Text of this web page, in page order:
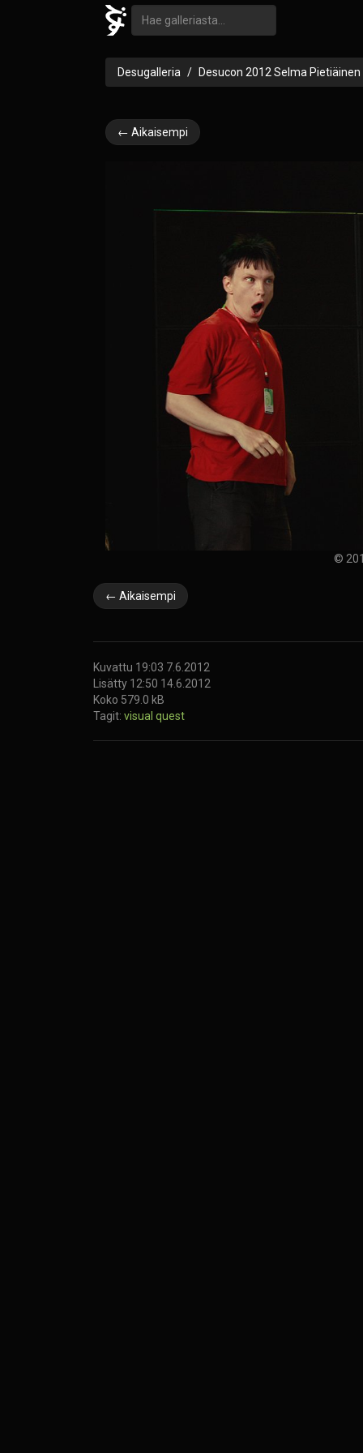
Desugalleria Desucon 2012 Selma Pietiäinen
← Aikaisempi
©
← Aikaisempi
Kuvattu 19:03 7.6.2012
Lisätty 12:50 14.6.2012
Koko 579.0 kB
Tagit: visual quest